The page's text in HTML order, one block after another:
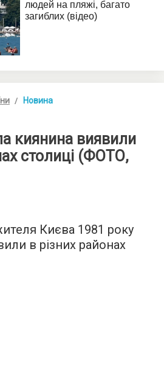
Новина
киянина виявили
столиці (ФОТО,
Києва 1981 року
в різних районах